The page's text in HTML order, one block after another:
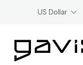
US Dollar